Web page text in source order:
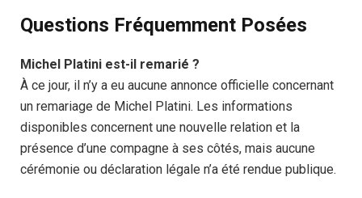
Questions Fréquemment Posées
Michel Platini est-il remarié ?
À ce jour, il n’y a eu aucune annonce officielle concernant
un remariage de Michel Platini. Les informations
disponibles concernent une nouvelle relation et la
présence d’une compagne à ses côtés, mais aucune
cérémonie ou déclaration légale n’a été rendue publique.